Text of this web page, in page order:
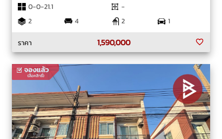
0-0-21.1
-
2
4 2
1
ราคา
1,590,000